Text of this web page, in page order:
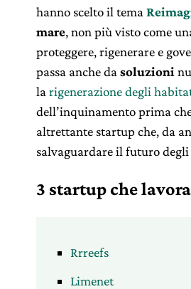
hanno scelto il tema
mare, non più visto come
proteggere, rigenerare e
passa anche da soluzioni
la rigenerazione degli
dell’inquinamento prima
altrettante startup che, da
salvaguardare il futuro degli
3 startup che
Rrreefs
Limenet